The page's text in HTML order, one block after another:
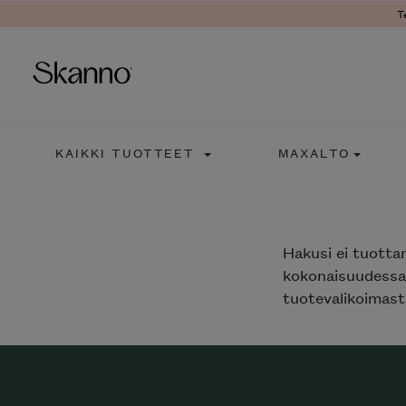
KAIKKI TUOTTEET MAXALTO
Hakusi ei